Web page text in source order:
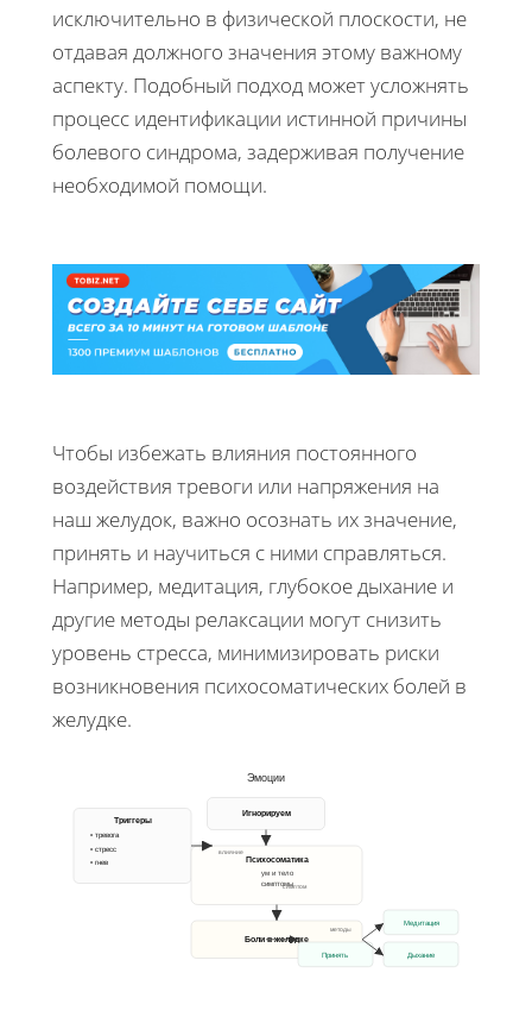
исключительно в физической плоскости, не
отдавая должного значения этому важному
аспекту. Подобный подход может усложнять
процесс идентификации истинной причины
болевого синдрома, задерживая получение
необходимой помощи.
Чтобы избежать влияния постоянного
воздействия тревоги или напряжения на
наш желудок, важно осознать их значение,
принять и научиться с ними справляться.
Например, медитация, глубокое дыхание и
другие методы релаксации могут снизить
уровень стресса, минимизировать риски
возникновения психосоматических болей в
желудке.
Эмоции
Триггеры
• тревога
• стресс
• гнев
Игнорируем
Психосоматика
ум и тело
симптомы
Боли в желудке
Медитация
Дыхание
Принять
влияние
симптом
методы